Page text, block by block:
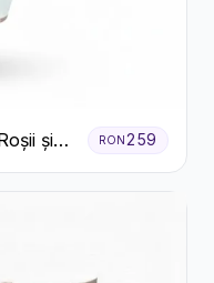
și
RON259